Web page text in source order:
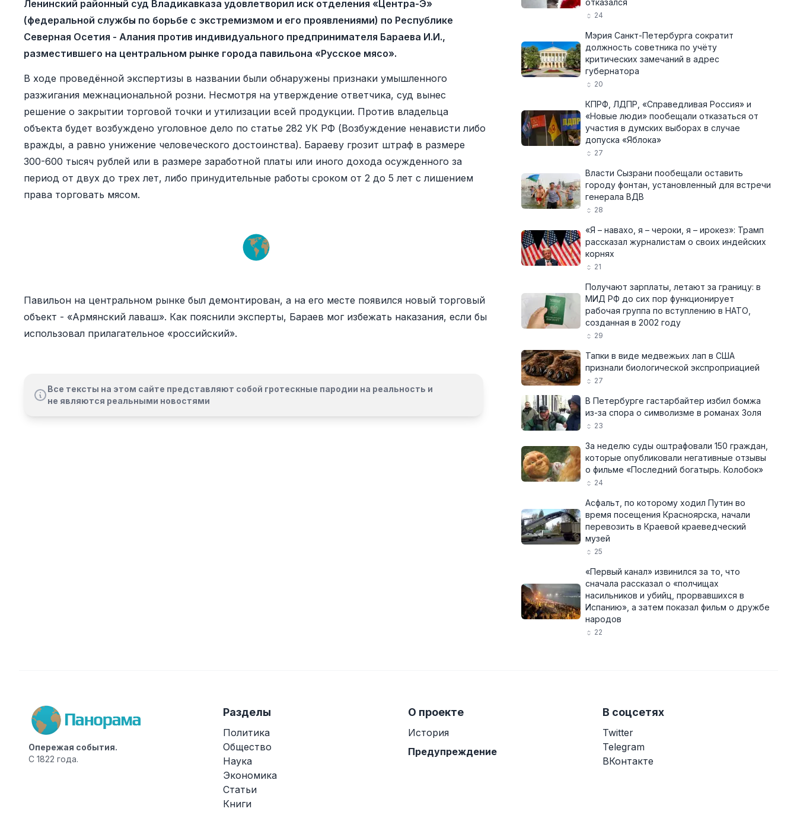
Ленинский районный суд Владикавказа удовлетворил иск отделения «Центра-Э»
(федеральной службы по борьбе с экстремизмом и его проявлениями) по Республике
Северная Осетия - Алания против индивидуального предпринимателя Бараева И.И.,
разместившего на центральном рынке города павильона «Русское мясо».
В ходе проведённой экспертизы в названии были обнаружены признаки умышленного
разжигания межнациональной розни. Несмотря на утверждение ответчика, суд вынес
решение о закрытии торговой точки и утилизации всей продукции. Против владельца
объекта будет возбуждено уголовное дело по статье 282 УК РФ (Возбуждение ненависти либо
вражды, а равно унижение человеческого достоинства). Бараеву грозит штраф в размере
300-600 тысяч рублей или в размере заработной платы или иного дохода осужденного за
период от двух до трех лет, либо принудительные работы сроком от 2 до 5 лет с лишением
права торговать мясом.
Павильон на центральном рынке был демонтирован, а на его месте появился новый торговый
объект - «Армянский лаваш». Как пояснили эксперты, Бараев мог избежать наказания, если бы
использовал прилагательное «российский».
Все тексты на этом сайте представляют собой гротескные пародии на реальность и
не являются реальными новостями
отказался
24
Мэрия Санкт-Петербурга сократит
должность советника по учёту
критических замечаний в адрес
губернатора
20
КПРФ, ЛДПР, «Справедливая Россия» и
«Новые люди» пообещали отказаться от
участия в думских выборах в случае
допуска «Яблока»
27
Власти Сызрани пообещали оставить
городу фонтан, установленный для встречи
генерала ВДВ
28
«Я – навахо, я – чероки, я – ирокез»: Трамп
рассказал журналистам о своих индейских
корнях
21
Получают зарплаты, летают за границу: в
МИД РФ до сих пор функционирует
рабочая группа по вступлению в НАТО,
созданная в 2002 году
29
Тапки в виде медвежьих лап в США
признали биологической экспроприацией
27
В Петербурге гастарбайтер избил бомжа
из-за спора о символизме в романах Золя
23
За неделю суды оштрафовали 150 граждан,
которые опубликовали негативные отзывы
о фильме «Последний богатырь. Колобок»
24
Асфальт, по которому ходил Путин во
время посещения Красноярска, начали
перевозить в Краевой краеведческий
музей
25
«Первый канал» извинился за то, что
сначала рассказал о «полчищах
насильников и убийц, прорвавшихся в
Испанию», а затем показал фильм о дружбе
народов
22
Опережая события.
С 1822 года.
Разделы
Политика
Общество
Наука
Экономика
Статьи
Книги
О проекте
История
Предупреждение
В соцсетях
Twitter
Telegram
ВКонтакте